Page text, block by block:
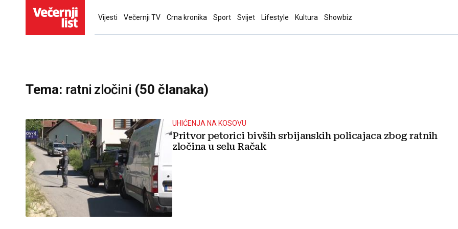
Vijesti Večernji TV Crna kronika Sport Svijet Lifestyle Kultura Showbiz
Tema: ratni zločini (50 članaka)
UHIĆENJA NA KOSOVU
Pritvor petorici bivših srbijanskih policajaca zbog ratnih
zločina u selu Račak